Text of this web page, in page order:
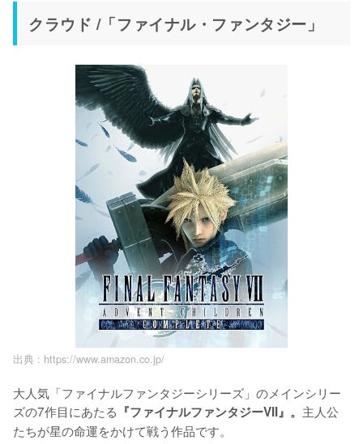
クラウド /「ファイナル・ファンタジー」
出典 : https://www.amazon.co.jp/
大人気「ファイナルファンタジーシリーズ」のメインシリー
ズの7作目にあたる 『ファイナルファンタジーVII』。 主人公
たちが星の命運をかけて戦う作品です。